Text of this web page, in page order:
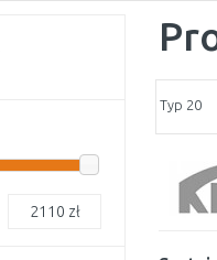
Typ 20
2110 zł